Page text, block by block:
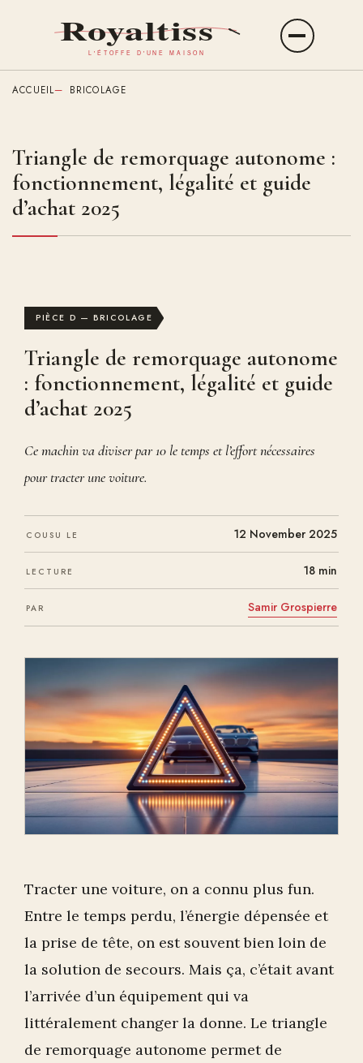
Ouvrir
le
ACCUEIL BRICOLAGE
Triangle de remorquage autonome :
fonctionnement, légalité et guide
d’achat 2025
PIÈCE D — BRICOLAGE
Triangle de remorquage autonome
: fonctionnement, légalité et guide
d’achat 2025
Ce machin va diviser par 10 le temps et l’effort nécessaires
pour tracter une voiture.
COUSU LE 12 November 2025
LECTURE 18 min
PAR Samir Grospierre
Tracter une voiture, on a connu plus fun.
Entre le temps perdu, l’énergie dépensée et
la prise de tête, on est souvent bien loin de
la solution de secours. Mais ça, c’était avant
l’arrivée d’un équipement qui va
littéralement changer la donne. Le triangle
de remorquage autonome permet de